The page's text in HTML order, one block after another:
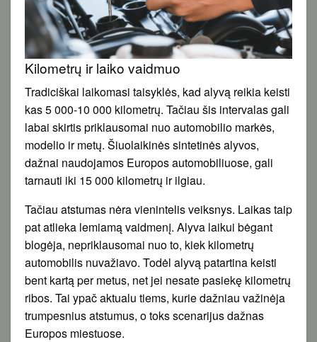
Kilometrų ir laiko vaidmuo
Tradiciškai laikomasi taisyklės, kad alyvą reikia keisti
kas 5 000-10 000 kilometrų. Tačiau šis intervalas gali
labai skirtis priklausomai nuo automobilio markės,
modelio ir metų. Šiuolaikinės sintetinės alyvos,
dažnai naudojamos Europos automobiliuose, gali
tarnauti iki 15 000 kilometrų ir ilgiau.
Tačiau atstumas nėra vienintelis veiksnys. Laikas taip
pat atlieka lemiamą vaidmenį. Alyva laikui bėgant
blogėja, nepriklausomai nuo to, kiek kilometrų
automobilis nuvažiavo. Todėl alyvą patartina keisti
bent kartą per metus, net jei nesate pasiekę kilometrų
ribos. Tai ypač aktualu tiems, kurie dažniau važinėja
trumpesnius atstumus, o toks scenarijus dažnas
Europos miestuose.